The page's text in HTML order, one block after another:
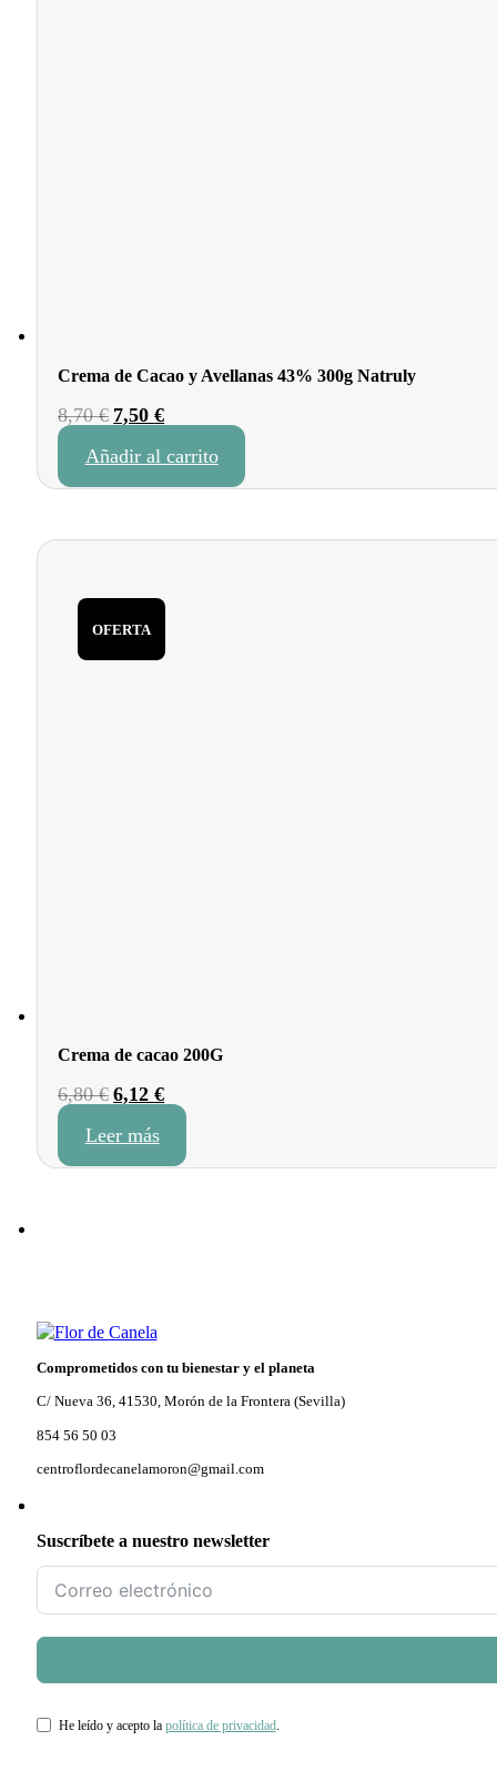
Crema de Cacao y Avellanas 43% 300g Natruly
8,70€ El
original
7,50€El
actual
Añadir al carrito
OFERTA
Crema de cacao 200G
6,80€ El
original
6,12€El
precio
es:
Leer más
Comprometidos con tu bienestar y el planeta
C/ Nueva 36, 41530, Morón de la Frontera (Sevilla)
854 56 50 03
centroflordecanelamoron@gmail.com
Suscríbete a nuestro newsletter
He leído y acepto la política de privacidad.